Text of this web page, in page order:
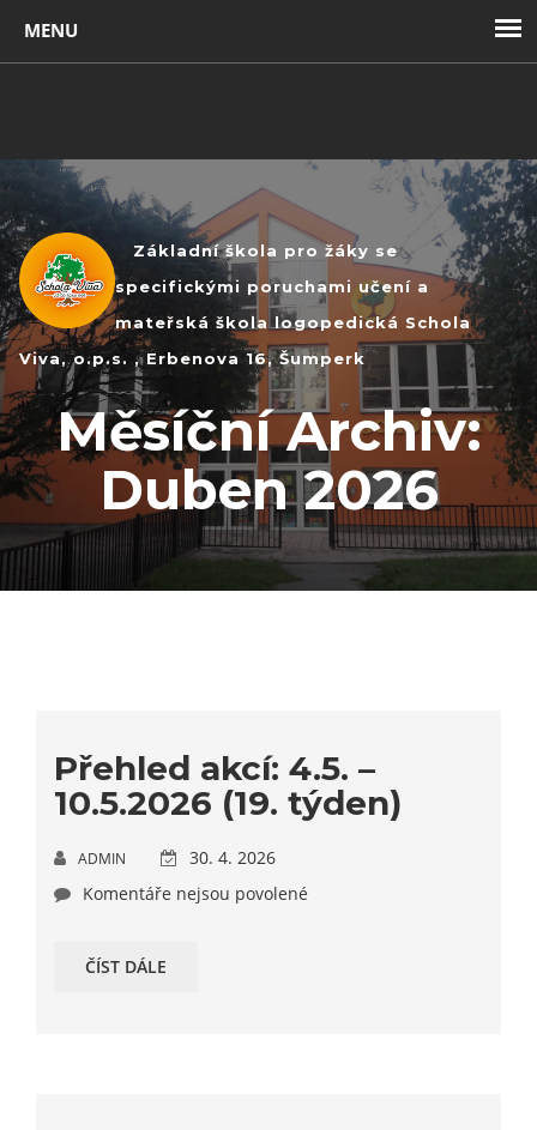
Základní škola pro žáky se
specifickými poruchami učení a
mateřská škola logopedická Schola
Viva, o.p.s. , Erbenova 16, Šumperk
Měsíční Archiv:
Duben 2026
Přehled akcí: 4.5. –
10.5.2026 (19. týden)
ADMIN
30. 4. 2026
Komentáře nejsou povolené
ČÍST DÁLE